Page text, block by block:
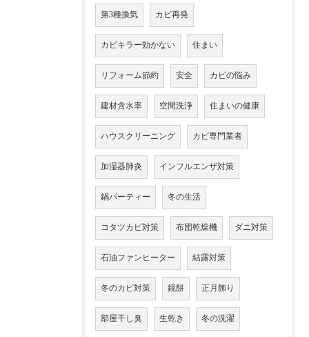
第3種換気 カビ再発
カビキラー効かない 住まい
リフォーム節約 安全 カビの悩み
建材含水率 空間洗浄 住まいの健康
ハウスクリーニング カビ専門業者
加湿器肺炎 インフルエンザ対策
鍋パーティー 冬の生活
コタツカビ対策 布団乾燥機 ダニ対策
石油ファンヒーター 結露対策
冬のカビ対策 鏡餅 正月飾り
部屋干し臭 生乾き 冬の洗濯